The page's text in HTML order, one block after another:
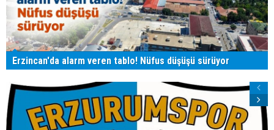
Erzincan'da alarm veren tablo! Nüfus düşüşü sürüyor